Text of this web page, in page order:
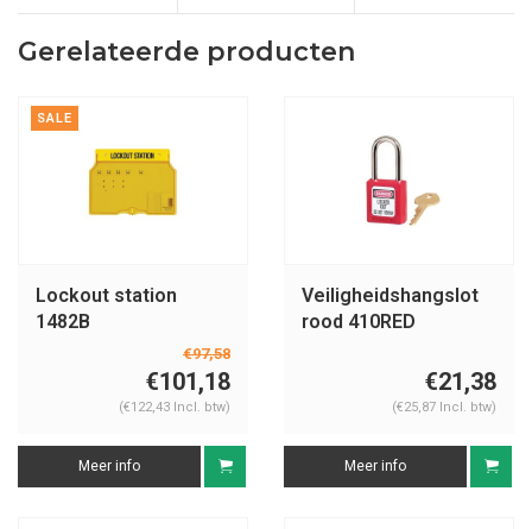
Gerelateerde producten
SALE
Lockout station
1482B
€97,58
€101,18
(€122,43 Incl. btw)
Meer info
Veiligheidshangslot
rood 410RED
€21,38
(€25,87 Incl. btw)
Meer info